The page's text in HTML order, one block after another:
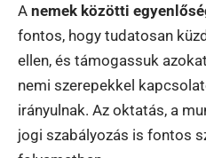
A nemek közötti
fontos, hogy tudatosan
ellen, és támogassuk
nemi szerepekkel
irányulnak. Az oktatás, a
jogi szabályozás is fontos